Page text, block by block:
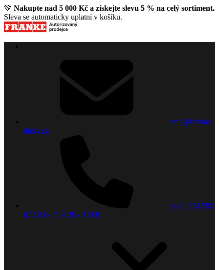
💚 Nakupte nad 5 000 Kč a získejte slevu 5 % na celý sortiment.
Sleva se automaticky uplatní v košíku.
info@franke-
drezy.cz
+420 734 592
672 (Po-Pá: 8:30 - 17:00)